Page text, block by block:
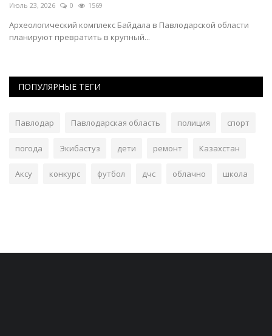
Июль 23, 2026 0 1569
Археологический комплекс Байдала в Павлодарской области
планируют превратить в крупный...
ПОПУЛЯРНЫЕ ТЕГИ
Павлодар Павлодарская область полиция спорт
погода Экибастуз дети ремонт Казахстан
Аксу конкурс футбол дчс облачно школа